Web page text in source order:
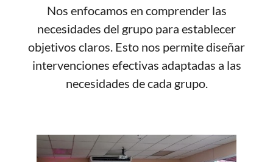
Nos enfocamos en comprender las
necesidades del grupo para establecer
objetivos claros. Esto nos permite diseñar
intervenciones efectivas adaptadas a las
necesidades de cada grupo.